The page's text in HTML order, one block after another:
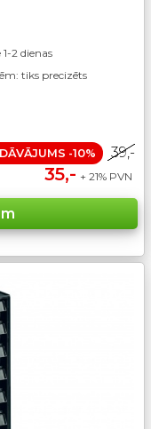
2 dienas
tiks precizēts
-10% 39,-
35,- + 21% PVN